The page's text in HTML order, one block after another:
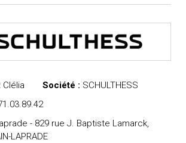
Clélia Société : SCHULTHESS
- 829 rue J. Baptiste Lamarck,
LAPRADE